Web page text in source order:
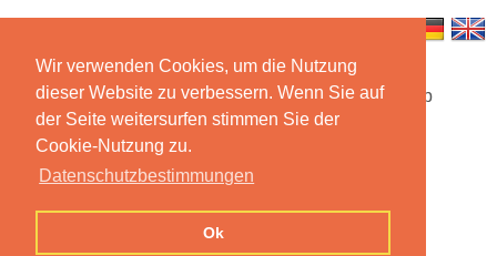
Wir verwenden Cookies, um die Nutzung
dieser Website zu verbessern. Wenn Sie auf
der Seite weitersurfen stimmen Sie der
Cookie-Nutzung zu.
Datenschutzbestimmungen
Ok
Startseite Funktionen Mobile App
Preise
Kontakt Impressum